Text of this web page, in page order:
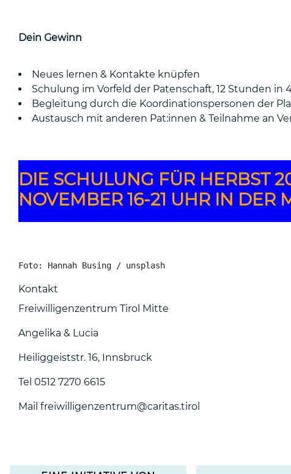
Dein Gewinn
Neues lernen & Kontakte knüpfen
Schulung im Vorfeld der Patenschaft, 12 Stunden in
Begleitung durch die Koordinationspersonen der
Austausch mit anderen Pat:innen & Teilnahme an
DIE SCHULUNG FÜR HERBST
NOVEMBER 16-21 UHR IN DER
Foto: Hannah Busing / unsplash
Kontakt
Freiwilligenzentrum Tirol Mitte
Angelika & Lucia
Heiliggeiststr. 16, Innsbruck
Tel 0512 7270 6615
Mail freiwilligenzentrum@caritas.tirol